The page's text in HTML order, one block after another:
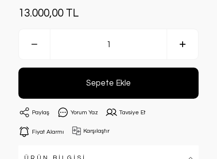
13.000,00 TL
Sepete Ekle
Paylaş Yorum Yaz Tavsiye Et
Fiyat Alarmı Karşılaştır